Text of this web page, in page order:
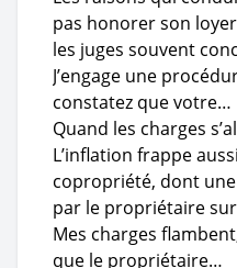
pas honorer son
les juges souvent
J’engage une
constatez que votre…
Quand les charges
L’inflation frappe
copropriété, dont
par le propriétaire
Mes charges
que le propriétaire…